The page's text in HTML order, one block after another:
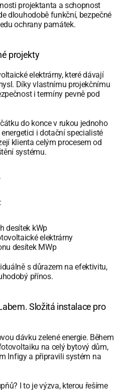
projektanta a schopnost
dlouhodobě funkční, bezpečné
ochrany památek.
projekty
elektrárny, které dávají
Díky vlastnímu projekčnímu
i termíny pevně pod
do konce v rukou jednoho
i dotační specialisté
klienta celým procesem od
systému.
desítek kWp
elektrárny
desítek MWp
s důrazem na efektivitu,
přínos.
Složitá instalace pro
dávku zelené energie. Během
na celý bytový dům,
Infigy a připravili systém na
I to je výzva, kterou řešíme